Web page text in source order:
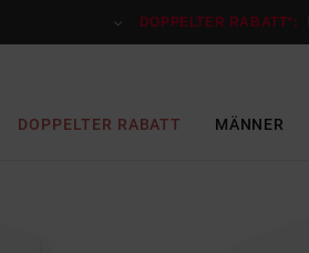
DOPPELTER RABATT*:
DOPPELTER RABATT MÄNNER